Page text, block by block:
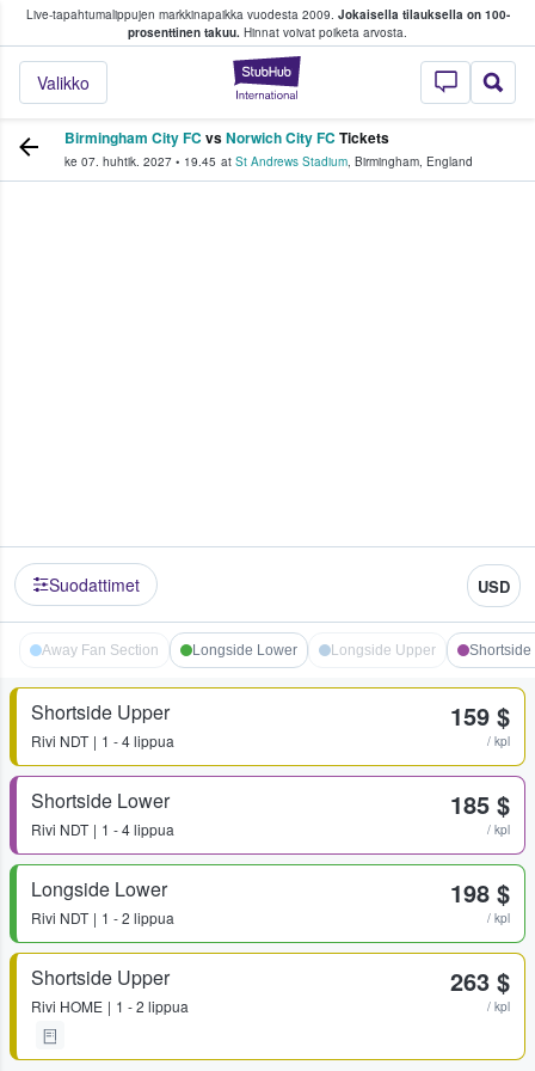
Live-tapahtumalippujen markkinapaikka vuodesta 2009. Jokaisella tilauksella on 100-
prosenttinen takuu. Hinnat voivat poiketa arvosta.
StubHub -
Valikko
fanit ostavat ja myyvät lippuja
Birmingham City FC vsNorwich City FC Tickets
ke 07. huhtik. 2027 • 19.45 at St Andrews Stadium, Birmingham, England
Suodattimet USD
Away Fan Section Longside Lower Longside Upper Shortside
Shortside Upper
Rivi NDT 1 - 4 lippua
159 $
/ kpl
Shortside Lower
Rivi NDT 1 - 4 lippua
185 $
/ kpl
Longside Lower
Rivi NDT 1 - 2 lippua
198 $
/ kpl
Shortside Upper
Rivi HOME 1 - 2 lippua
263 $
/ kpl